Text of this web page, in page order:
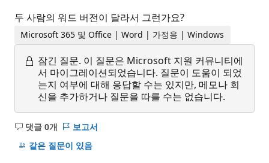
두 사람의 워드 버전이 달라서 그런가요?
Microsoft 365 및 Office | Word | 가정용 | Windows
잠긴 질문. 이 질문은 Microsoft 지원 커뮤니티에
서 마이그레이션되었습니다. 질문이 도움이 되었
는지 여부에 대해 응답할 수는 있지만, 메모나 회
신을 추가하거나 질문을 따를 수는 없습니다.
댓글 0개
설
명
보고서
같은 질문이 있음